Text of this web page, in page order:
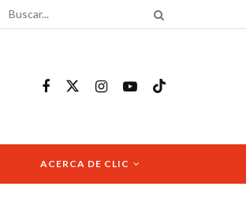
ACERCA DE CLIC